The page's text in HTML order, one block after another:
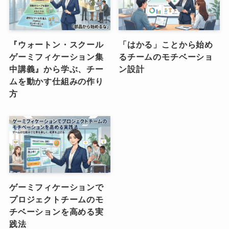
『ウォートン・スクール
ゲーミフィケーション集
中講義』から学ぶ、チー
ムを動かす仕組みの作り
方
「はかる」ことから始め
るチームのモチベーショ
ン設計
ゲーミフィケーションで
プロジェクトチームのモ
チベーションを高める実
践法